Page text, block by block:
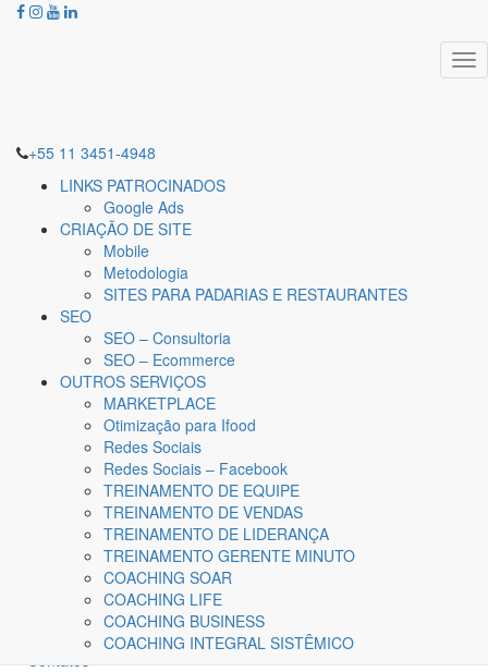
+55 11 3451-4948
LINKS PATROCINADOS
Google Ads
CRIAÇÃO DE SITE
Mobile
Metodologia
SITES PARA PADARIAS E RESTAURANTES
SEO
SEO – Consultoria
SEO – Ecommerce
OUTROS SERVIÇOS
MARKETPLACE
Otimização para Ifood
Redes Sociais
Redes Sociais – Facebook
TREINAMENTO DE EQUIPE
TREINAMENTO DE VENDAS
TREINAMENTO DE LIDERANÇA
TREINAMENTO GERENTE MINUTO
COACHING SOAR
COACHING LIFE
COACHING BUSINESS
COACHING INTEGRAL SISTÊMICO
A Kairós
Contatos